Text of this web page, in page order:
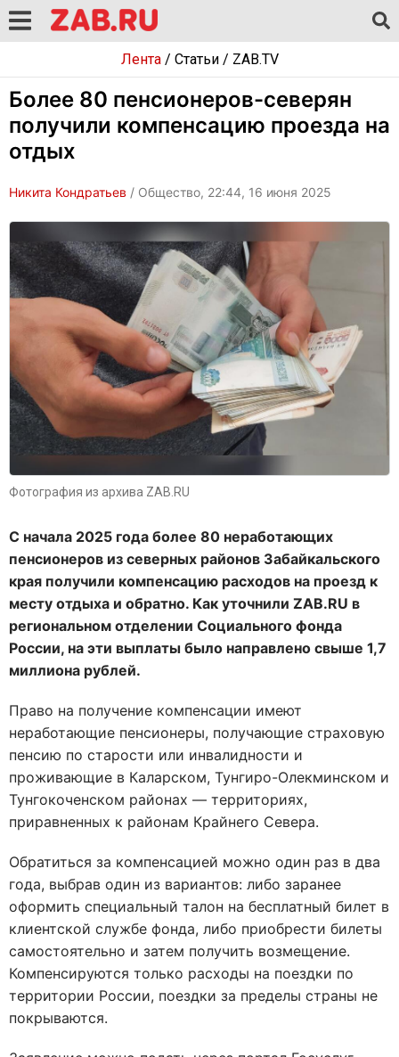
Лента/ Статьи/ ZAB.TV
Более 80 пенсионеров-северян
получили компенсацию проезда на
отдых
Никита Кондратьев / Общество, 22:44, 16 июня 2025
Фотография из архива ZAB.RU
С начала 2025 года более 80 неработающих
пенсионеров из северных районов Забайкальского
края получили компенсацию расходов на проезд к
месту отдыха и обратно. Как уточнили ZAB.RU в
региональном отделении Социального фонда
России, на эти выплаты было направлено свыше 1,7
миллиона рублей.
Право на получение компенсации имеют
неработающие пенсионеры, получающие страховую
пенсию по старости или инвалидности и
проживающие в Каларском, Тунгиро-Олекминском и
Тунгокоченском районах — территориях,
приравненных к районам Крайнего Севера.
Обратиться за компенсацией можно один раз в два
года, выбрав один из вариантов: либо заранее
оформить специальный талон на бесплатный билет в
клиентской службе фонда, либо приобрести билеты
самостоятельно и затем получить возмещение.
Компенсируются только расходы на поездки по
территории России, поездки за пределы страны не
покрываются.